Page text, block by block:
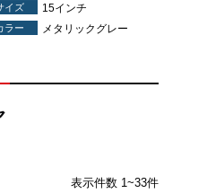
イズ 15インチ
ラー メタリックグレー
表示件数 1~33件